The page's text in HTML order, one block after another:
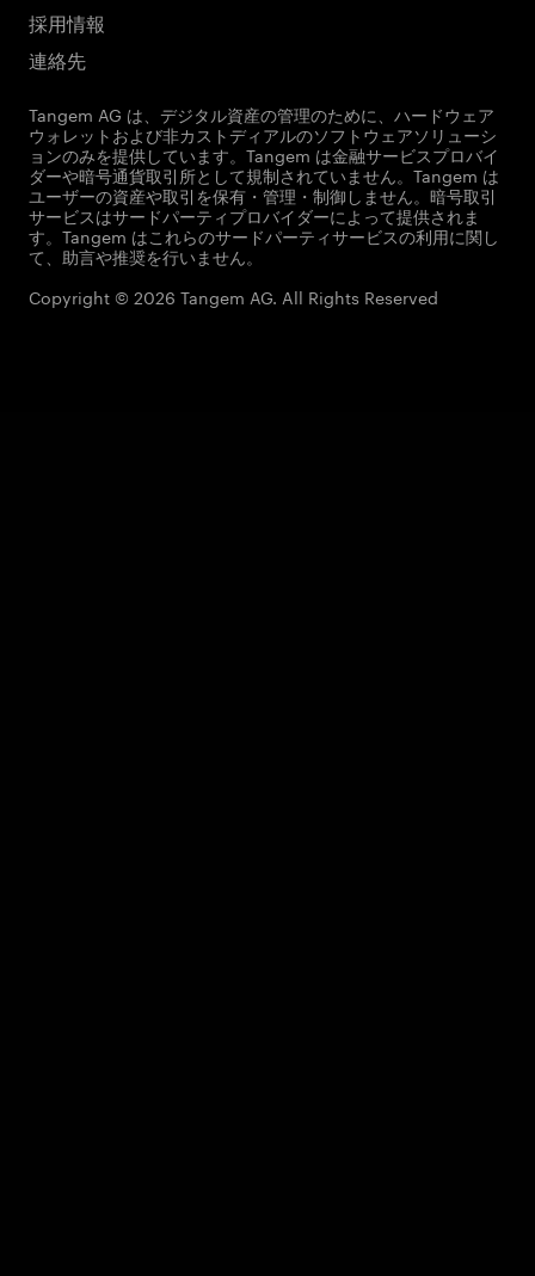
採用情報
連絡先
Tangem AG は、デジタル資産の管理のために、ハードウェア
ウォレットおよび非カストディアルのソフトウェアソリューシ
ョンのみを提供しています。Tangem は金融サービスプロバイ
ダーや暗号通貨取引所として規制されていません。Tangem は
ユーザーの資産や取引を保有・管理・制御しません。暗号取引
サービスはサードパーティプロバイダーによって提供されま
す。Tangem はこれらのサードパーティサービスの利用に関し
て、助言や推奨を行いません。